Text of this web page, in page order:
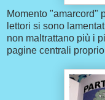
Momento "amarcord"
lettori si sono
non maltrattano più i
pagine centrali